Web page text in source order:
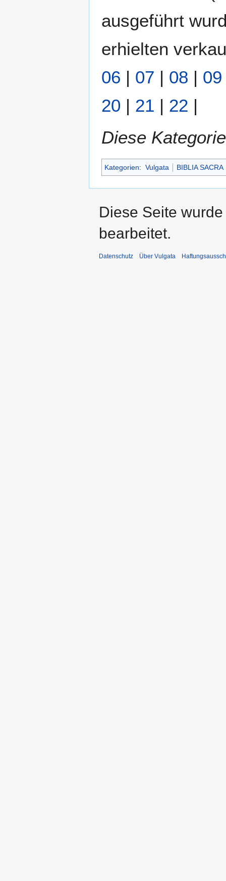
ausgeführt
erhielten
06 | 07 | 08 | 09
20 | 21 | 22 |
Diese
Kategorien: Vulgata BIBLIA SACRA
Diese Seite
bearbeitet.
Datenschutz Über Vulgata